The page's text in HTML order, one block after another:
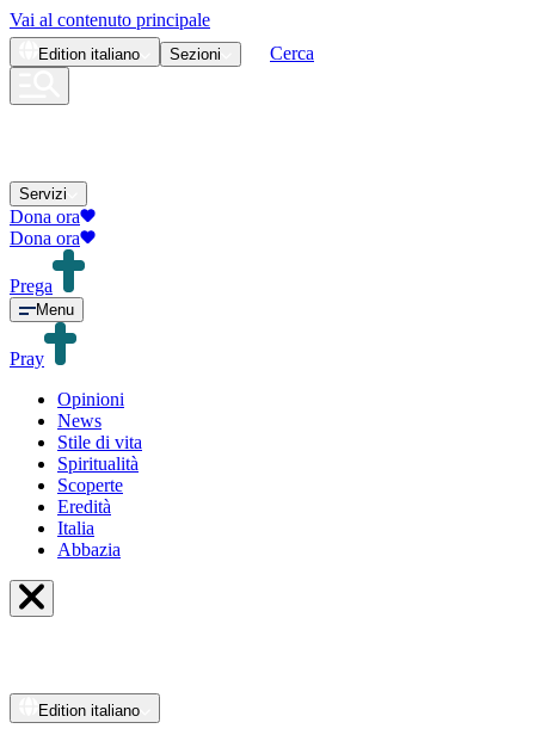
Vai al contenuto principale
Edition italiano Sezioni Cerca
Servizi
Dona ora
Dona ora
Prega
Menu
Pray
Opinioni
News
Stile di vita
Spiritualità
Scoperte
Eredità
Italia
Abbazia
Edition italiano